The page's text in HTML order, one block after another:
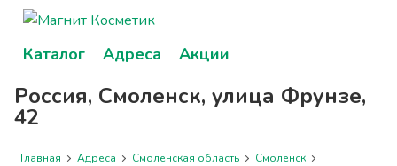
Каталог Адреса Акции
Россия, Смоленск, улица Фрунзе,
42
Главная Адреса Смоленская область
Смоленск